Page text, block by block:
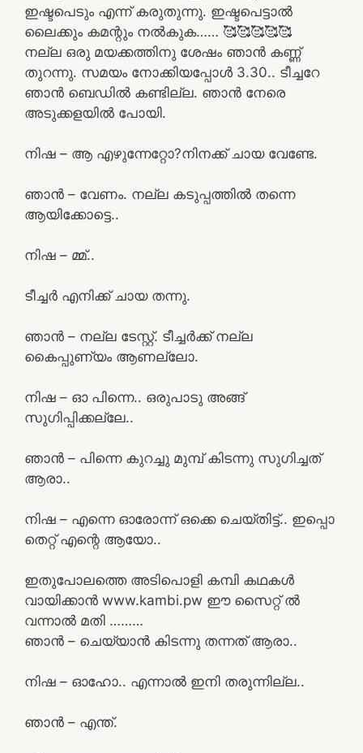
ഇഷ്ടപെടും എന്ന് കരുതുന്നു. ഇഷ്ടപെട്ടാൽ
ലൈക്കും കമന്റും നൽകുക…… 🥰🥰🥰🥰🥰
നല്ല ഒരു മയക്കത്തിനു ശേഷം ഞാൻ കണ്ണ്
തുറന്നു. സമയം നോക്കിയപ്പോൾ 3.30.. ടീച്ചറേ
ഞാൻ ബെഡിൽ കണ്ടില്ല. ഞാൻ നേരെ
അടുക്കളയിൽ പോയി.
നിഷ – ആ എഴുന്നേറ്റോ?നിനക്ക് ചായ വേണ്ടേ.
ഞാൻ – വേണം. നല്ല കടുപ്പത്തിൽ തന്നെ
ആയിക്കോട്ടെ..
നിഷ – മ്മ്..
ടീച്ചർ എനിക്ക് ചായ തന്നു.
ഞാൻ – നല്ല ടേസ്റ്റ്. ടീച്ചർക്ക് നല്ല
കൈപ്പുണ്യം ആണല്ലോ.
നിഷ – ഓ പിന്നെ.. ഒരുപാടു അങ്ങ്
സുഗിപ്പിക്കല്ലേ..
ഞാൻ – പിന്നെ കുറച്ചു മുമ്പ് കിടന്നു സുഗിച്ചത്
ആരാ..
നിഷ – എന്നെ ഓരോന്ന് ഒക്കെ ചെയ്തിട്ട്.. ഇപ്പൊ
തെറ്റ് എന്റെ ആയോ..
ഇതുപോലത്തെ അടിപൊളി കമ്പി കഥകൾ
വായിക്കാൻ www.kambi.pw ഈ സൈറ്റ് ൽ
വന്നാൽ മതി ………
ഞാൻ – ചെയ്യാൻ കിടന്നു തന്നത് ആരാ..
നിഷ – ഓഹോ.. എന്നാൽ ഇനി തരുന്നില്ല..
ഞാൻ – എന്ത്.